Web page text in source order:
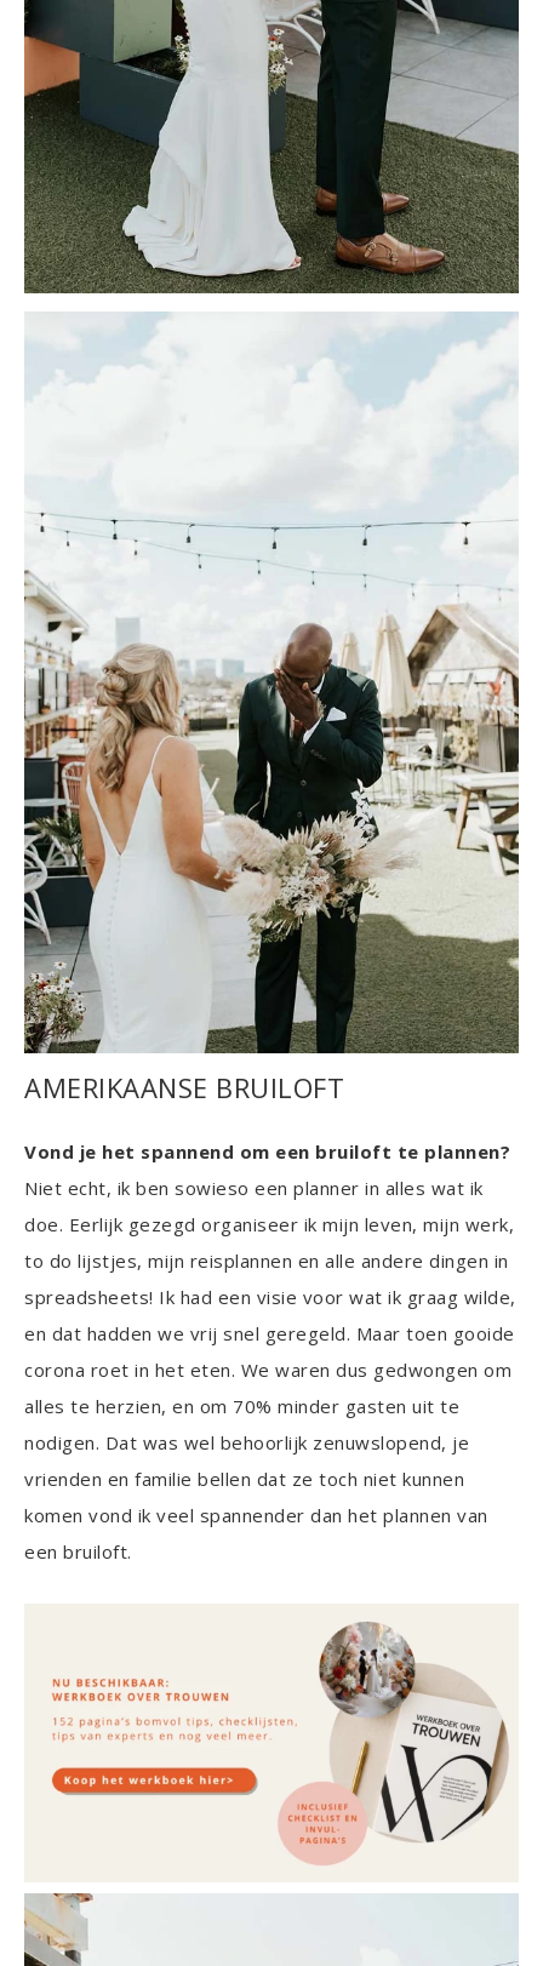
AMERIKAANSE BRUILOFT
Vond je het spannend om een bruiloft te plannen?
Niet echt, ik ben sowieso een planner in alles wat ik
doe. Eerlijk gezegd organiseer ik mijn leven, mijn werk,
to do lijstjes, mijn reisplannen en alle andere dingen in
spreadsheets! Ik had een visie voor wat ik graag wilde,
en dat hadden we vrij snel geregeld. Maar toen gooide
corona roet in het eten. We waren dus gedwongen om
alles te herzien, en om 70% minder gasten uit te
nodigen. Dat was wel behoorlijk zenuwslopend, je
vrienden en familie bellen dat ze toch niet kunnen
komen vond ik veel spannender dan het plannen van
een bruiloft.